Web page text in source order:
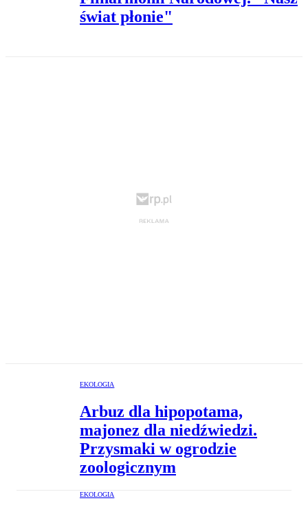
świat płonie"
EKOLOGIA
Arbuz dla hipopotama,
majonez dla niedźwiedzi.
Przysmaki w ogrodzie
zoologicznym
EKOLOGIA